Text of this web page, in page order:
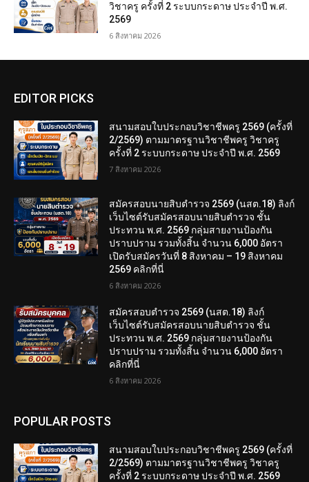
วิชาครู ครั้งที่ 2 ระบบกระดาษ ประจำปี พ.ศ.
2569
6 สิงหาคม 2026
EDITOR PICKS
สนามสอบใบประกอบวิชาชีพครู 2569 (ครั้งที่
2/2569) ตามมาตรฐานวิชาชีพครู วิชาครู
ครั้งที่ 2 ระบบกระดาษ ประจำปี พ.ศ. 2569
7 สิงหาคม 2026
สมัครสอบนายสิบตำรวจ 2569 (นสต.18) ลิงก์
เว็บไซต์รับสมัครสอบนายสิบตำรวจ ชั้น
ประทวน พ.ศ. 2569 กลุ่มสายงานป้องกัน
ปราบปราม รวมทั้งสิ้น จำนวน 6,000 อัตรา
เปิดรับสมัครวันที่ 8 สิงหาคม – 19 สิงหาคม
2569 คลิกที่นี่
6 สิงหาคม 2026
สมัครสอบตํารวจ 2569 (นสต.18) ลิงก์
เว็บไซต์รับสมัครสอบนายสิบตำรวจ ชั้น
ประทวน พ.ศ. 2569 กลุ่มสายงานป้องกัน
ปราบปราม รวมทั้งสิ้น จำนวน 6,000 อัตรา
คลิกที่นี่
6 สิงหาคม 2026
POPULAR POSTS
สนามสอบใบประกอบวิชาชีพครู 2569 (ครั้งที่
2/2569) ตามมาตรฐานวิชาชีพครู วิชาครู
ครั้งที่ 2 ระบบกระดาษ ประจำปี พ.ศ. 2569